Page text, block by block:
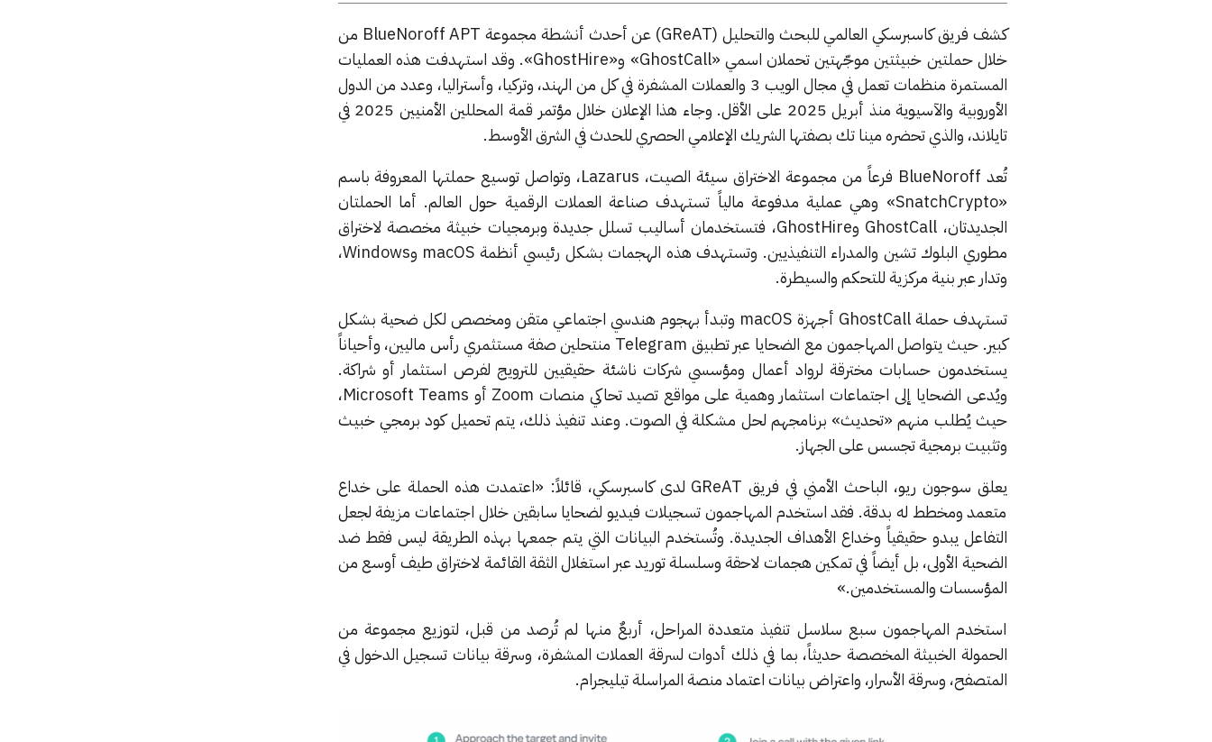
كشف فريق كاسبرسكي العالمي للبحث والتحليل (GReAT) عن أحدث أنشطة مجموعة BlueNoroff APT من
خلال حملتين خبيثتين موجّهتين تحملان اسمي «GhostCall» و«GhostHire». وقد استهدفت هذه العمليات
المستمرة منظمات تعمل في مجال الويب 3 والعملات المشفرة في كل من الهند، وتركيا، وأستراليا، وعدد من الدول
الأوروبية والآسيوية منذ أبريل 2025 على الأقل. وجاء هذا الإعلان خلال مؤتمر قمة المحللين الأمنيين 2025 في
تايلاند، والذي تحضره مينا تك بصفتها الشريك الإعلامي الحصري للحدث في الشرق الأوسط.
تُعد BlueNoroff فرعاً من مجموعة الاختراق سيئة الصيت، Lazarus، وتواصل توسيع حملتها المعروفة باسم
«SnatchCrypto» وهي عملية مدفوعة مالياً تستهدف صناعة العملات الرقمية حول العالم. أما الحملتان
الجديدتان، GhostCall وGhostHire، فتستخدمان أساليب تسلل جديدة وبرمجيات خبيثة مخصصة لاختراق
مطوري البلوك تشين والمدراء التنفيذيين. وتستهدف هذه الهجمات بشكل رئيسي أنظمة macOS وWindows،
وتدار عبر بنية مركزية للتحكم والسيطرة.
تستهدف حملة GhostCall أجهزة macOS وتبدأ بهجوم هندسي اجتماعي متقن ومخصص لكل ضحية بشكل
كبير. حيث يتواصل المهاجمون مع الضحايا عبر تطبيق Telegram منتحلين صفة مستثمري رأس ماليين، وأحياناً
يستخدمون حسابات مخترقة لرواد أعمال ومؤسسي شركات ناشئة حقيقيين للترويج لفرص استثمار أو شراكة.
ويُدعى الضحايا إلى اجتماعات استثمار وهمية على مواقع تصيد تحاكي منصات Zoom أو Microsoft Teams،
حيث يُطلب منهم «تحديث» برنامجهم لحل مشكلة في الصوت. وعند تنفيذ ذلك، يتم تحميل كود برمجي خبيث
وتثبيت برمجية تجسس على الجهاز.
يعلق سوجون ريو، الباحث الأمني في فريق GReAT لدى كاسبرسكي، قائلاً: «اعتمدت هذه الحملة على خداع
متعمد ومخطط له بدقة. فقد استخدم المهاجمون تسجيلات فيديو لضحايا سابقين خلال اجتماعات مزيفة لجعل
التفاعل يبدو حقيقياً وخداع الأهداف الجديدة. وتُستخدم البيانات التي يتم جمعها بهذه الطريقة ليس فقط ضد
الضحية الأولى، بل أيضاً في تمكين هجمات لاحقة وسلسلة توريد عبر استغلال الثقة القائمة لاختراق طيف أوسع من
المؤسسات والمستخدمين.»
استخدم المهاجمون سبع سلاسل تنفيذ متعددة المراحل، أربعٌ منها لم تُرصد من قبل، لتوزيع مجموعة من
الحمولة الخبيثة المخصصة حديثاً، بما في ذلك أدوات لسرقة العملات المشفرة، وسرقة بيانات تسجيل الدخول في
المتصفح، وسرقة الأسرار، واعتراض بيانات اعتماد منصة المراسلة تيليجرام.